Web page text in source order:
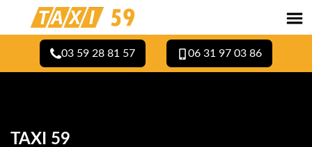
03 59 28 81 57 06 31 97 03 86
TAXI 59